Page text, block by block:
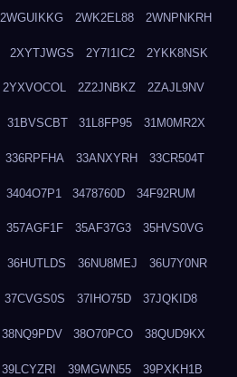
2WGUIKKG 2WK2EL88 2WNPNKRH
2XYTJWGS 2Y7I1IC2 2YKK8NSK
2YXVOCOL 2Z2JNBKZ 2ZAJL9NV
31BVSCBT 31L8FP95 31M0MR2X
336RPFHA 33ANXYRH 33CR504T
3404O7P1 3478760D 34F92RUM
357AGF1F 35AF37G3 35HVS0VG
36HUTLDS 36NU8MEJ 36U7Y0NR
37CVGS0S 37IHO75D 37JQKID8
38NQ9PDV 38O70PCO 38QUD9KX
39LCYZRI 39MGWN55 39PXKH1B